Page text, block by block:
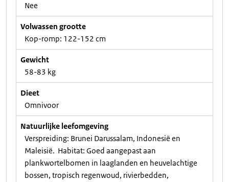
Nee
Volwassen grootte
Kop-romp: 122-152 cm
Gewicht
58-83 kg
Dieet
Omnivoor
Natuurlijke leefomgeving
Verspreiding: Brunei Darussalam, Indonesië en
Maleisië. Habitat: Goed aangepast aan
plankwortelbomen in laaglanden en heuvelachtige
bossen, tropisch regenwoud, rivierbedden,